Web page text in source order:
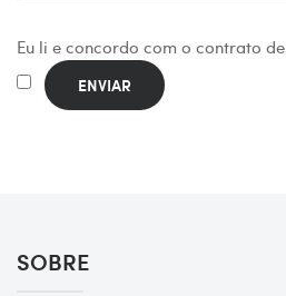
Eu li e concordo com o contrato de
SOBRE